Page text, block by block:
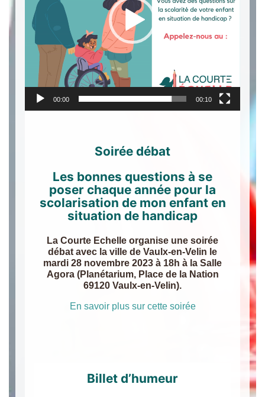
00:00 00:10
Soirée débat
Les bonnes questions à se
poser chaque année pour la
scolarisation de mon enfant en
situation de handicap
La Courte Echelle organise une soirée
débat avec la ville de Vaulx-en-Velin le
mardi 28 novembre 2023 à 18h à la Salle
Agora (Planétarium, Place de la Nation
69120 Vaulx-en-Velin).
En savoir plus sur cette soirée
Billet d’humeur